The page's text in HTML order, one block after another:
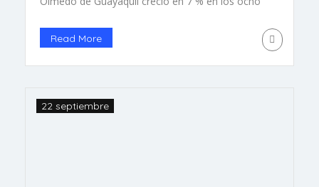
etapa prepandemia en el mismo periodo de
2019. Según datos de la Autoridad Aeroportuaria
de Guayaquil (AAG), la terminal aérea transportó
Read More
22 septiembre